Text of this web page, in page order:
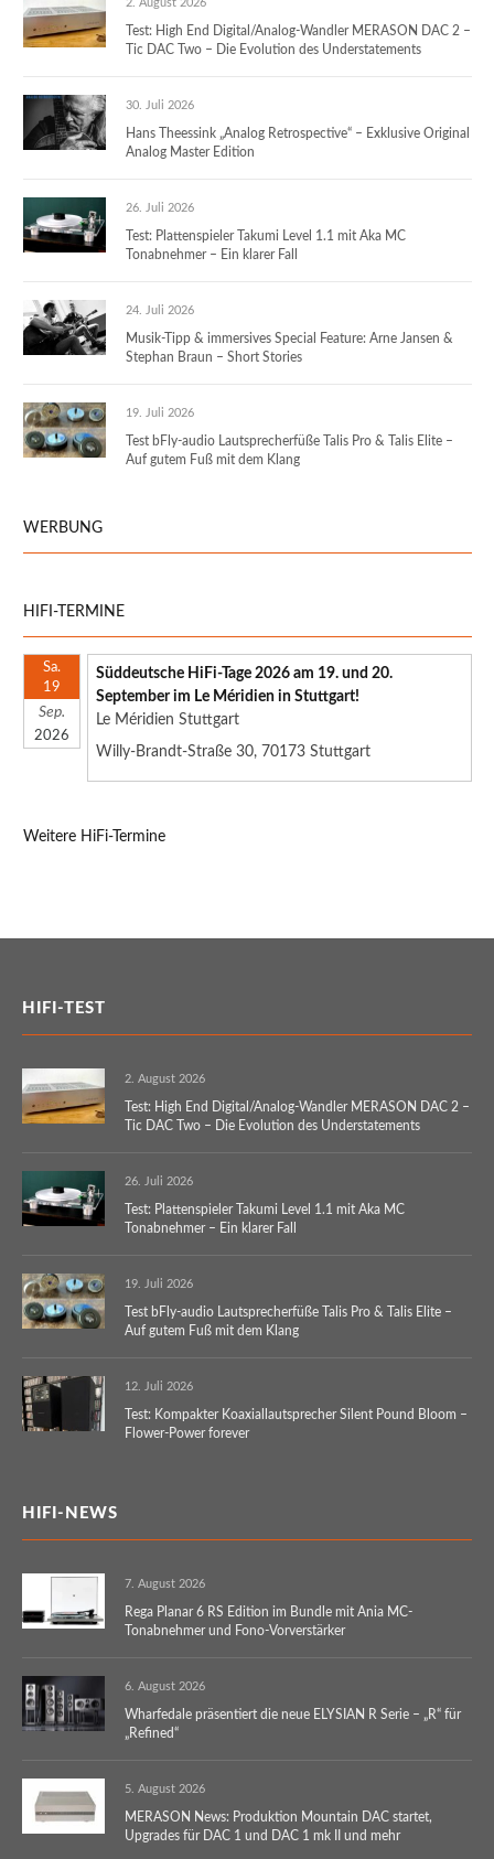
Test: High End Digital/Analog-Wandler MERASON DAC 2 –
Tic DAC Two – Die Evolution des Understatements
30. Juli 2026
Hans Theessink „Analog Retrospective“ – Exklusive Original
Analog Master Edition
26. Juli 2026
Test: Plattenspieler Takumi Level 1.1 mit Aka MC
Tonabnehmer – Ein klarer Fall
24. Juli 2026
Musik-Tipp & immersives Special Feature: Arne Jansen &
Stephan Braun – Short Stories
19. Juli 2026
Test bFly-audio Lautsprecherfüße Talis Pro & Talis Elite –
Auf gutem Fuß mit dem Klang
WERBUNG
HIFI-TERMINE
Sa.
19
Sep.
2026
Süddeutsche HiFi-Tage 2026 am 19. und 20.
September im Le Méridien in Stuttgart!
Le Méridien Stuttgart
Willy-Brandt-Straße 30, 70173 Stuttgart
Weitere HiFi-Termine
HIFI-TEST
2. August 2026
Test: High End Digital/Analog-Wandler MERASON DAC 2 –
Tic DAC Two – Die Evolution des Understatements
26. Juli 2026
Test: Plattenspieler Takumi Level 1.1 mit Aka MC
Tonabnehmer – Ein klarer Fall
19. Juli 2026
Test bFly-audio Lautsprecherfüße Talis Pro & Talis Elite –
Auf gutem Fuß mit dem Klang
12. Juli 2026
Test: Kompakter Koaxiallautsprecher Silent Pound Bloom –
Flower-Power forever
HIFI-NEWS
7. August 2026
Rega Planar 6 RS Edition im Bundle mit Ania MC-
Tonabnehmer und Fono-Vorverstärker
6. August 2026
Wharfedale präsentiert die neue ELYSIAN R Serie – „R“ für
„Refined“
5. August 2026
MERASON News: Produktion Mountain DAC startet,
Upgrades für DAC 1 und DAC 1 mk II und mehr